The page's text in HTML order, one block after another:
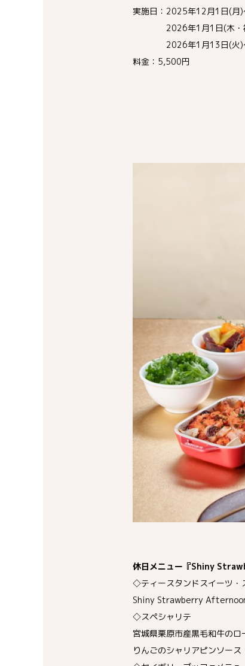
実施日：2025年12月1日(月
2026年1月1日(木・祝)
2026年1月13日(火)～
料金：5,500円
休日メニュー『Shiny
◇ティースタンドスイーツ・
Shiny Strawberry Afternoon
◇スペシャリテ
宮城県栗原市産黒毛和牛のロ
りんごのシャリアピンソー